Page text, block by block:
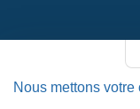
Nous mettons